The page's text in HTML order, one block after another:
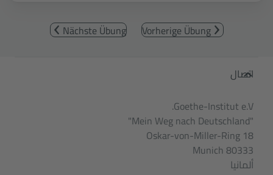
Vorherige Übung
Nächste Übung
Service- und Informationsbereich
اتصال
Goethe-Institut e.V.
"Mein Weg nach Deutschland"
Oskar-von-Miller-Ring 18
80333 Munich
ألمانيا